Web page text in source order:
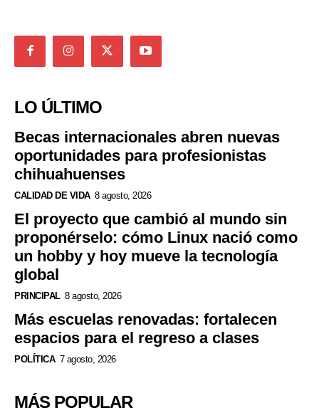
LO ÚLTIMO
Becas internacionales abren nuevas
oportunidades para profesionistas
chihuahuenses
CALIDAD DE VIDA 8 agosto, 2026
El proyecto que cambió al mundo sin
proponérselo: cómo Linux nació como
un hobby y hoy mueve la tecnología
global
PRINCIPAL 8 agosto, 2026
Más escuelas renovadas: fortalecen
espacios para el regreso a clases
POLÍTICA 7 agosto, 2026
MÁS POPULAR